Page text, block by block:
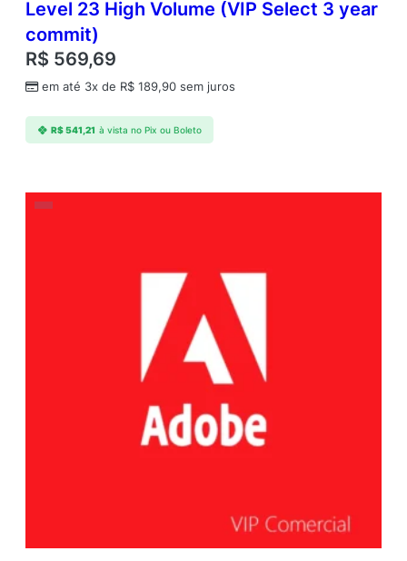
A
n
n
a
e
d
Level 23 High Volume (VIP Select 3 year
commit)
R$ 569,69
em até 3x de R$ 189,90 sem juros
R$541,21 à vista no Pix ou Boleto